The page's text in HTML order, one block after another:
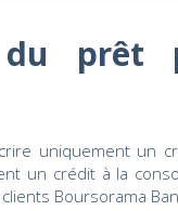
prêt
uniquement un
un crédit à la
Boursorama